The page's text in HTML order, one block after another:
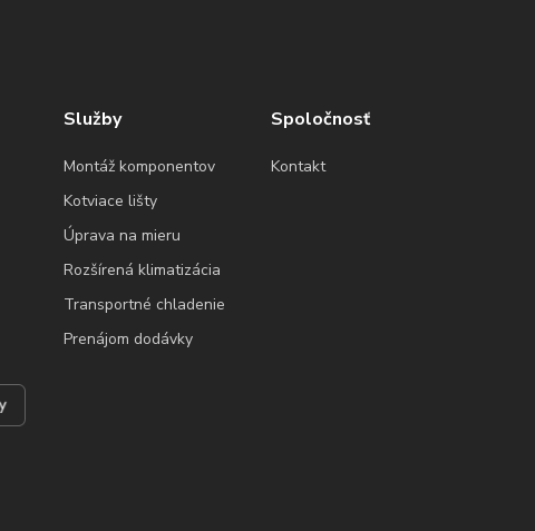
Služby
Montáž komponentov
Kotviace lišty
Úprava na mieru
Rozšírená klimatizácia
Transportné chladenie
Prenájom dodávky
Spoločnosť
Kontakt